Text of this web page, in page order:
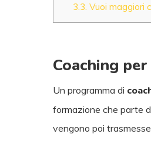
3.3. Vuoi maggiori
Coaching
Un programma di
formazione che parte
vengono poi